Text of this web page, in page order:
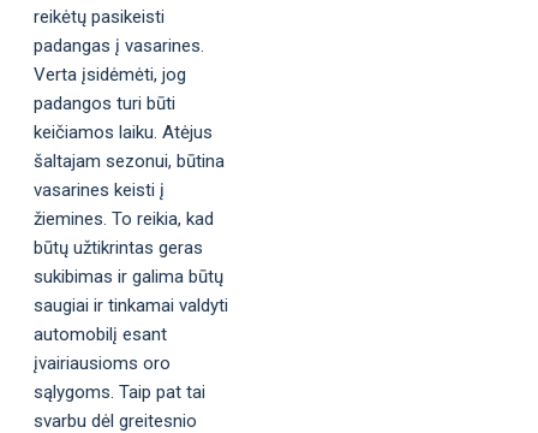
reikėtų pasikeisti
padangas į vasarines.
Verta įsidėmėti, jog
padangos turi būti
keičiamos laiku. Atėjus
šaltajam sezonui, būtina
vasarines keisti į
žiemines. To reikia, kad
būtų užtikrintas geras
sukibimas ir galima būtų
saugiai ir tinkamai valdyti
automobilį esant
įvairiausioms oro
sąlygoms. Taip pat tai
svarbu dėl greitesnio